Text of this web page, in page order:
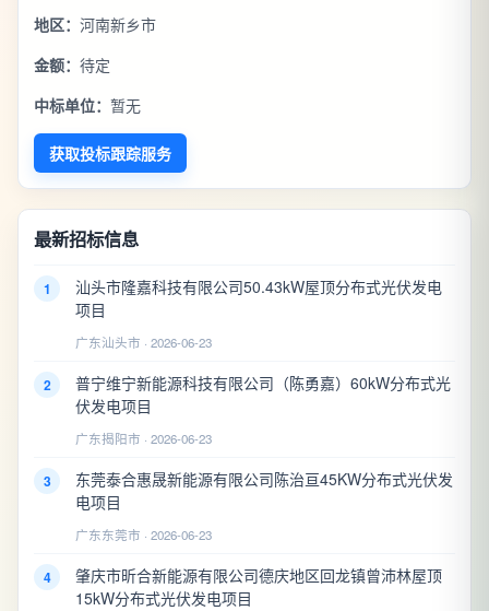
地区： 河南新乡市
金额： 待定
中标单位： 暂无
获取投标跟踪服务
最新招标信息
1
汕头市隆嘉科技有限公司50.43kW屋顶分布式光伏发电
项目
广东汕头市 · 2026-06-23
2
普宁维宁新能源科技有限公司（陈勇嘉）60kW分布式光
伏发电项目
广东揭阳市 · 2026-06-23
3
东莞泰合惠晟新能源有限公司陈治亘45KW分布式光伏发
电项目
广东东莞市 · 2026-06-23
4
肇庆市昕合新能源有限公司德庆地区回龙镇曾沛林屋顶
15kW分布式光伏发电项目